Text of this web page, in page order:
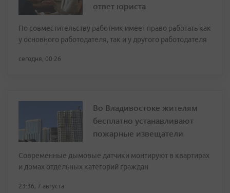
ответ юриста
По совместительству работник имеет право работать как
у основного работодателя, так и у другого работодателя
сегодня, 00:26
Во Владивостоке жителям
бесплатно устанавливают
пожарные извещатели
Современные дымовые датчики монтируют в квартирах
и домах отдельных категорий граждан
23:36, 7 августа